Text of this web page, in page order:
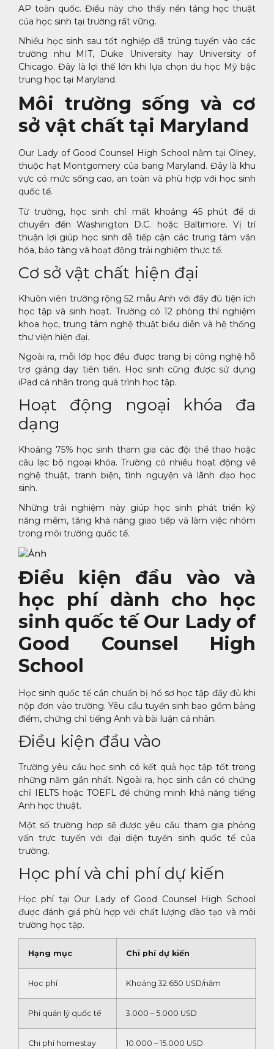
AP toàn quốc. Điều này cho thấy nền tảng học thuật
của học sinh tại trường rất vững.
Nhiều học sinh sau tốt nghiệp đã trúng tuyển vào các
trường như MIT, Duke University hay University of
Chicago. Đây là lợi thế lớn khi lựa chọn du học Mỹ bậc
trung học tại Maryland.
Môi trường sống và cơ
sở vật chất tại Maryland
Our Lady of Good Counsel High School nằm tại Olney,
thuộc hạt Montgomery của bang Maryland. Đây là khu
vực có mức sống cao, an toàn và phù hợp với học sinh
quốc tế.
Từ trường, học sinh chỉ mất khoảng 45 phút để di
chuyển đến Washington D.C. hoặc Baltimore. Vị trí
thuận lợi giúp học sinh dễ tiếp cận các trung tâm văn
hóa, bảo tàng và hoạt động trải nghiệm thực tế.
Cơ sở vật chất hiện đại
Khuôn viên trường rộng 52 mẫu Anh với đầy đủ tiện ích
học tập và sinh hoạt. Trường có 12 phòng thí nghiệm
khoa học, trung tâm nghệ thuật biểu diễn và hệ thống
thư viện hiện đại.
Ngoài ra, mỗi lớp học đều được trang bị công nghệ hỗ
trợ giảng dạy tiên tiến. Học sinh cũng được sử dụng
iPad cá nhân trong quá trình học tập.
Hoạt động ngoại khóa đa
dạng
Khoảng 75% học sinh tham gia các đội thể thao hoặc
câu lạc bộ ngoại khóa. Trường có nhiều hoạt động về
nghệ thuật, tranh biện, tình nguyện và lãnh đạo học
sinh.
Những trải nghiệm này giúp học sinh phát triển kỹ
năng mềm, tăng khả năng giao tiếp và làm việc nhóm
trong môi trường quốc tế.
Điều kiện đầu vào và
học phí dành cho học
sinh quốc tế Our Lady of
Good Counsel High
School
Học sinh quốc tế cần chuẩn bị hồ sơ học tập đầy đủ khi
nộp đơn vào trường. Yêu cầu tuyển sinh bao gồm bảng
điểm, chứng chỉ tiếng Anh và bài luận cá nhân.
Điều kiện đầu vào
Trường yêu cầu học sinh có kết quả học tập tốt trong
những năm gần nhất. Ngoài ra, học sinh cần có chứng
chỉ IELTS hoặc TOEFL để chứng minh khả năng tiếng
Anh học thuật.
Một số trường hợp sẽ được yêu cầu tham gia phỏng
vấn trực tuyến với đại diện tuyển sinh quốc tế của
trường.
Học phí và chi phí dự kiến
Học phí tại Our Lady of Good Counsel High School
được đánh giá phù hợp với chất lượng đào tạo và môi
trường học tập.
Hạng mục Chi phí dự kiến
Học phí Khoảng 32.650 USD/năm
Phí quản lý quốc tế 3.000 – 5.000 USD
Chi phí homestay 10.000 – 15.000 USD